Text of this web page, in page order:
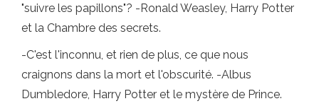
"suivre les papillons"? -Ronald Weasley, Harry Potter
et la Chambre des secrets.
-C'est l'inconnu, et rien de plus, ce que nous
craignons dans la mort et l'obscurité. -Albus
Dumbledore, Harry Potter et le mystère de Prince.